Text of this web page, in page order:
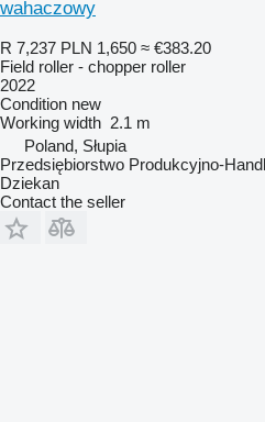
wahaczowy
R 7,237 PLN 1,650 ≈ €383.20
Field roller - chopper roller
2022
Condition new
Working width 2.1 m
Poland, Słupia
Przedsiębiorstwo Produkcyjno-
Dziekan
Contact the seller